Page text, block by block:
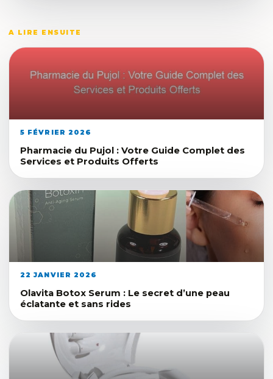
A LIRE ENSUITE
5 FÉVRIER 2026
Pharmacie du Pujol : Votre Guide Complet des
Services et Produits Offerts
22 JANVIER 2026
Olavita Botox Serum : Le secret d’une peau
éclatante et sans rides